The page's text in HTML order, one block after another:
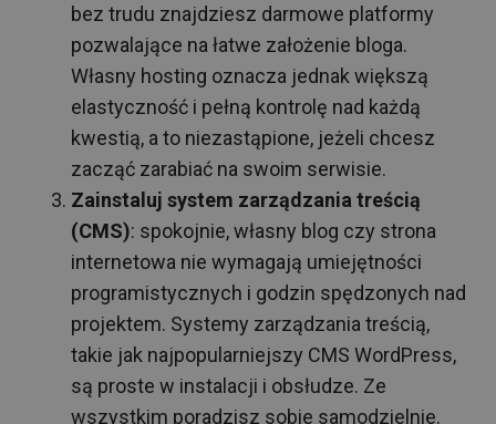
bez trudu znajdziesz darmowe platformy
pozwalające na łatwe założenie bloga.
Własny hosting oznacza jednak większą
elastyczność i pełną kontrolę nad każdą
kwestią, a to niezastąpione, jeżeli chcesz
zacząć zarabiać na swoim serwisie.
Zainstaluj system zarządzania treścią
(CMS): spokojnie, własny blog czy strona
internetowa nie wymagają umiejętności
programistycznych i godzin spędzonych nad
projektem. Systemy zarządzania treścią,
takie jak najpopularniejszy CMS WordPress,
są proste w instalacji i obsłudze. Ze
wszystkim poradzisz sobie samodzielnie.